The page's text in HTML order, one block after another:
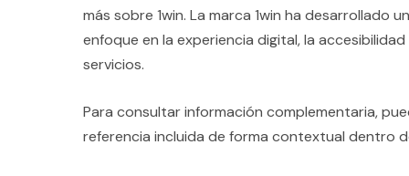
más sobre 1win. La marca 1win ha desarrollado
enfoque en la experiencia digital, la
servicios.
Para consultar información complementaria,
referencia incluida de forma contextual dentro